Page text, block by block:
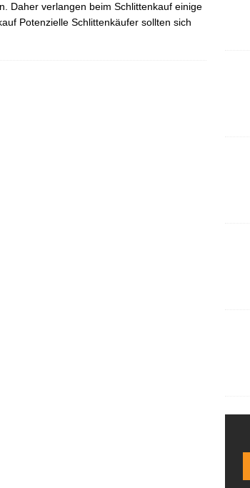
Daher verlangen beim Schlittenkauf einige
Potenzielle Schlittenkäufer sollten sich